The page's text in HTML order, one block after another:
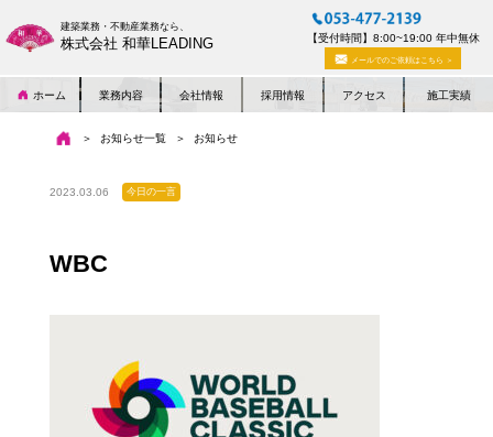
建築業務・不動産業務なら、
株式会社 和華LEADING 【受付時間】8:00~19:00 年中無休
メールでのご依頼はこちら ＞
ホーム 業務内容 会社情報 採用情報 アクセス 施工実績
お知らせ一覧 お知らせ
2023.03.06 今日の一言
WBC